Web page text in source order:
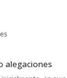
alegaciones